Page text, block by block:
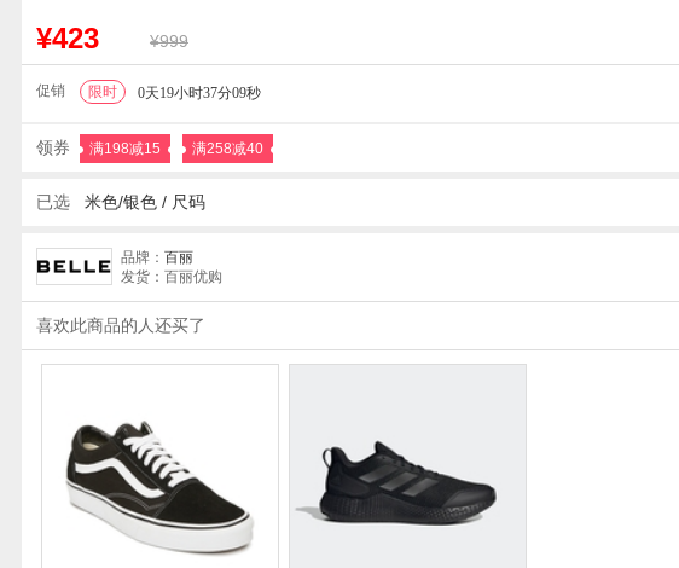
¥423 ¥999
促销 限时 0天19小时37分08秒
领券 满198减15 满258减40
已选 米色/银色 / 尺码
品牌： 百丽
发货：百丽优购
喜欢此商品的人还买了